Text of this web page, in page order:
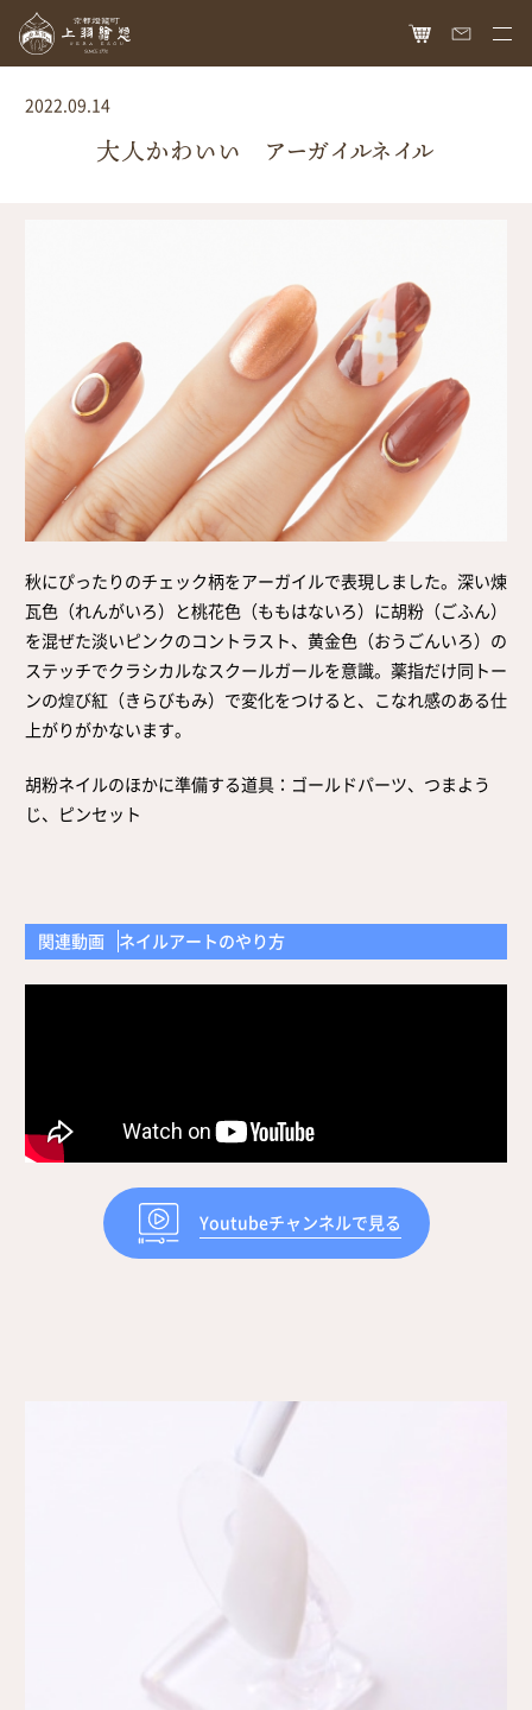
HOME
オンラインショップ
胡粉コスメ
京花舞
胡粉石鹸
瑞々
爪美容液
メディア掲載
ねいる図案帖
日本画作品帖
白狐通信
上羽絵惣について
会社概要
想い
歴史
取扱店舗
お問い合わせ
カタログ請求
個人情報保護
サイト規約
サイトマップ
2022.09.14
大人かわいい アーガイルネイル
秋にぴったりのチェック柄をアーガイルで表現しました。深い煉
瓦色（れんがいろ）と桃花色（ももはないろ）に胡粉（ごふん）
を混ぜた淡いピンクのコントラスト、黄金色（おうごんいろ）の
ステッチでクラシカルなスクールガールを意識。薬指だけ同トー
ンの煌び紅（きらびもみ）で変化をつけると、こなれ感のある仕
上がりがかないます。
胡粉ネイルのほかに準備する道具：ゴールドパーツ、つまよう
じ、ピンセット
関連動画 ネイルアートのやり方
Youtubeチャンネルで見る